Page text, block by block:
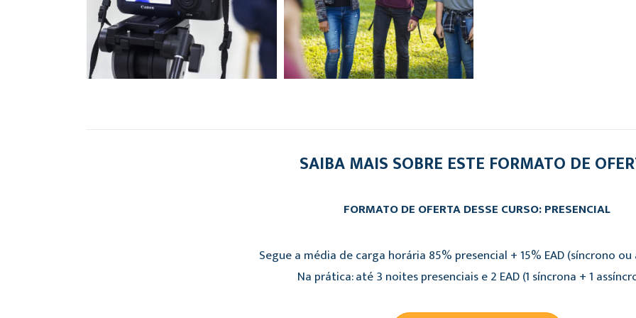
SAIBA MAIS SOBRE ESTE FORMATO DE
FORMATO DE OFERTA DESSE CURSO: PRESENCIAL
Segue a média de carga horária 85% presencial + 15% EAD (síncrono ou
Na prática: até 3 noites presenciais e 2 EAD (1 síncrona + 1